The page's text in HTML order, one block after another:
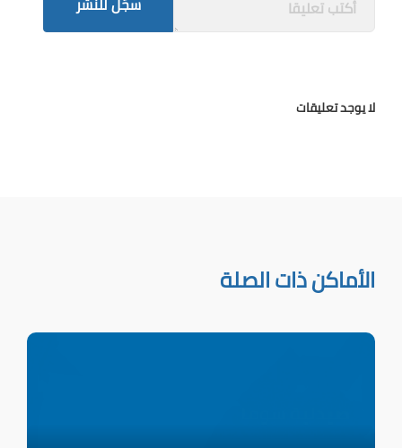
لا يوجد تعليقات
الأماكن ذات الصلة